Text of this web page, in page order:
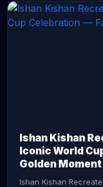
Ishan Kishan
Iconic World
Golden Moment
Ishan Kishan